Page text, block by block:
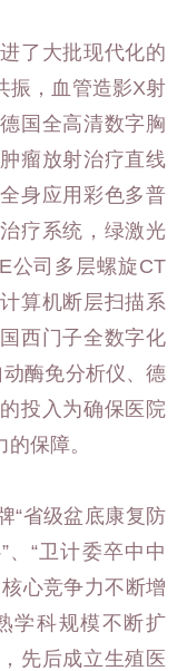
了大批现代化的
振，血管造影X射
国全高清数字胸
瘤放射治疗直线
身应用彩色多普
疗系统，绿激光
公司多层螺旋CT
算机断层扫描系
西门子全数字化
酶免分析仪、德
投入为确保医院
保障。
“省级盆底康复防
、“卫计委卒中中
心竞争力不断增
学科规模不断扩
先后成立生殖医